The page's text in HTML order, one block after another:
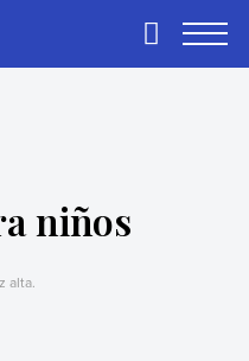
Primary
niños
alta.